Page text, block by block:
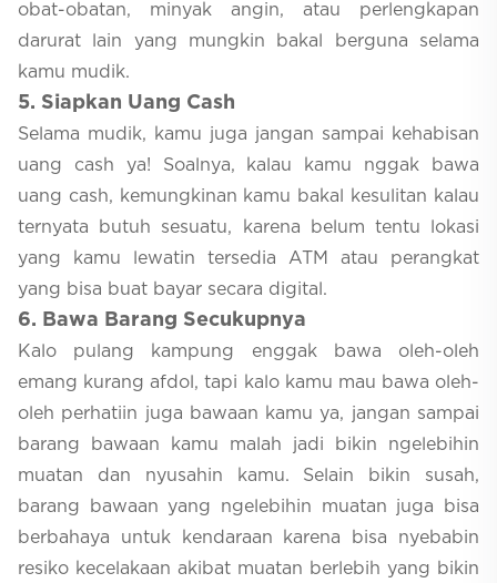
obat-obatan, minyak angin, atau perlengkapan
darurat lain yang mungkin bakal berguna selama
kamu mudik.
5. Siapkan Uang Cash
Selama mudik, kamu juga jangan sampai kehabisan
uang cash ya! Soalnya, kalau kamu nggak bawa
uang cash, kemungkinan kamu bakal kesulitan kalau
ternyata butuh sesuatu, karena belum tentu lokasi
yang kamu lewatin tersedia ATM atau perangkat
yang bisa buat bayar secara digital.
6. Bawa Barang Secukupnya
Kalo pulang kampung enggak bawa oleh-oleh
emang kurang afdol, tapi kalo kamu mau bawa oleh-
oleh perhatiin juga bawaan kamu ya, jangan sampai
barang bawaan kamu malah jadi bikin ngelebihin
muatan dan nyusahin kamu. Selain bikin susah,
barang bawaan yang ngelebihin muatan juga bisa
berbahaya untuk kendaraan karena bisa nyebabin
resiko kecelakaan akibat muatan berlebih yang bikin